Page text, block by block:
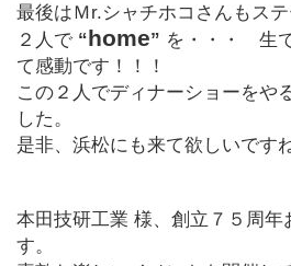
最後はＭr.シャチホコさんもステ
２人で “home” を・・・ 生
て感動です！！！
この２人でディナーショーをや
した。
是非、浜松にも来て欲しいです
本田技研工業 様、創立７５周年
す。